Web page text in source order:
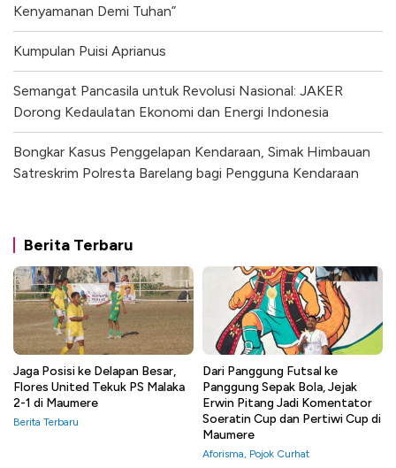
Kenyamanan Demi Tuhan”
Kumpulan Puisi Aprianus
Semangat Pancasila untuk Revolusi Nasional: JAKER
Dorong Kedaulatan Ekonomi dan Energi Indonesia
Bongkar Kasus Penggelapan Kendaraan, Simak Himbauan
Satreskrim Polresta Barelang bagi Pengguna Kendaraan
Berita Terbaru
Jaga Posisi ke Delapan Besar,
Flores United Tekuk PS Malaka
2-1 di Maumere
Berita Terbaru
Dari Panggung Futsal ke
Panggung Sepak Bola, Jejak
Erwin Pitang Jadi Komentator
Soeratin Cup dan Pertiwi Cup di
Maumere
Aforisma, Pojok Curhat